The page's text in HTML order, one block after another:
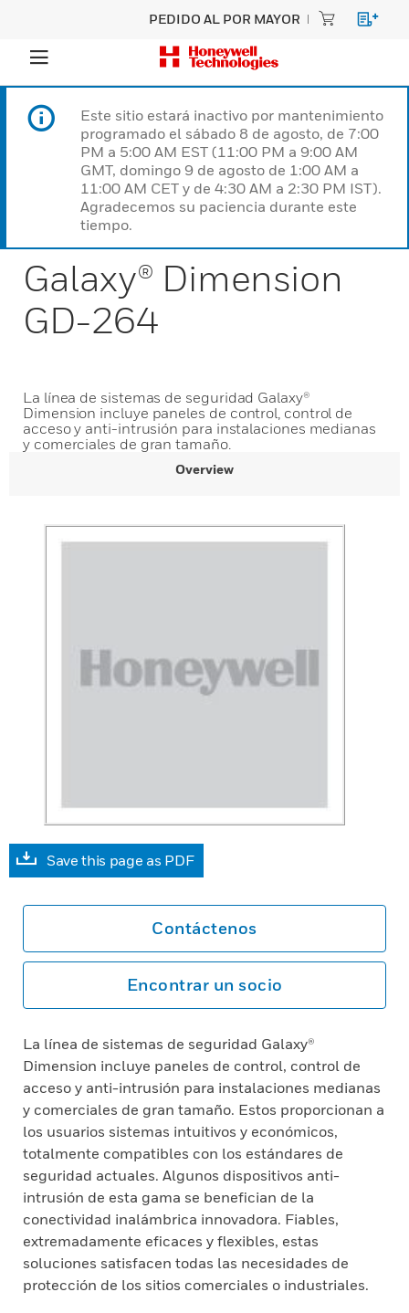
PEDIDO AL POR MAYOR
Este sitio estará inactivo por mantenimiento
programado el sábado 8 de agosto, de 7:00
PM a 5:00 AM EST (11:00 PM a 9:00 AM
GMT, domingo 9 de agosto de 1:00 AM a
11:00 AM CET y de 4:30 AM a 2:30 PM IST).
Agradecemos su paciencia durante este
tiempo.
Galaxy® Dimension
GD-264
La línea de sistemas de seguridad Galaxy®
Dimension incluye paneles de control, control de
acceso y anti-intrusión para instalaciones medianas
y comerciales de gran tamaño.
Overview
Save this page as PDF
Contáctenos
Encontrar un socio
La línea de sistemas de seguridad Galaxy®
Dimension incluye paneles de control, control de
acceso y anti-intrusión para instalaciones medianas
y comerciales de gran tamaño. Estos proporcionan a
los usuarios sistemas intuitivos y económicos,
totalmente compatibles con los estándares de
seguridad actuales. Algunos dispositivos anti-
intrusión de esta gama se benefician de la
conectividad inalámbrica innovadora. Fiables,
extremadamente eficaces y flexibles, estas
soluciones satisfacen todas las necesidades de
protección de los sitios comerciales o industriales.